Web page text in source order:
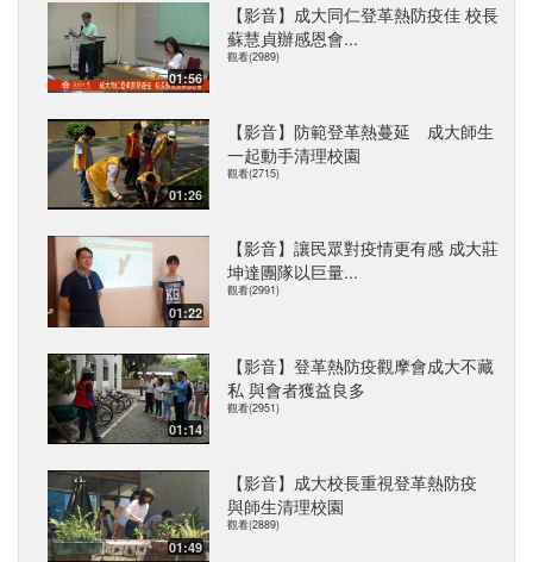
01:56
【影音】成大同仁登革熱防疫佳 校長
蘇慧貞辦感恩會...
觀看(2989)
01:26
【影音】防範登革熱蔓延 成大師生
一起動手清理校園
觀看(2715)
01:22
【影音】讓民眾對疫情更有感 成大莊
坤達團隊以巨量...
觀看(2991)
01:14
【影音】登革熱防疫觀摩會成大不藏
私 與會者獲益良多
觀看(2951)
01:49
【影音】成大校長重視登革熱防疫
與師生清理校園
觀看(2889)